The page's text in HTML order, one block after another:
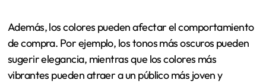
Además, los colores pueden afectar el comportamiento
de compra. Por ejemplo, los tonos más oscuros pueden
sugerir elegancia, mientras que los colores más
vibrantes pueden atraer a un público más joven y